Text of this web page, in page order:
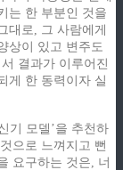
는 한 부분인 것을
대로, 그 사람에게
상이 있고 변주도
결과가 이루어진
게 한 동력이자 실
기 모델’을 추천하
으로 느껴지고 뻔
요구하는 것은, 너